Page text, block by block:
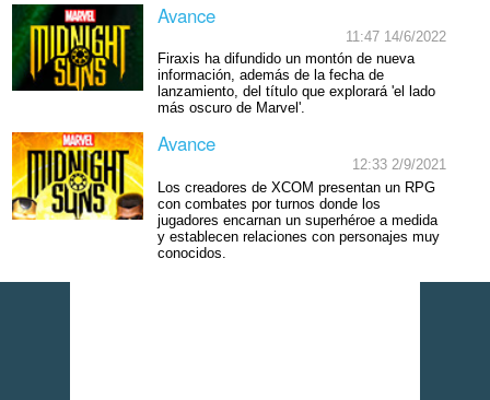
Avance
11:47 14/6/2022
Firaxis ha difundido un montón de nueva
información, además de la fecha de
lanzamiento, del título que explorará 'el lado
más oscuro de Marvel'.
Avance
12:33 2/9/2021
Los creadores de XCOM presentan un RPG
con combates por turnos donde los
jugadores encarnan un superhéroe a medida
y establecen relaciones con personajes muy
conocidos.